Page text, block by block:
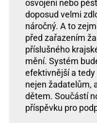
osvojení nebo
doposud velmi
náročný. A to
před zařazením
příslušného
mění. Systém
efektivnější a
nejen žadatelům,
dětem. Součástí
příspěvku pro